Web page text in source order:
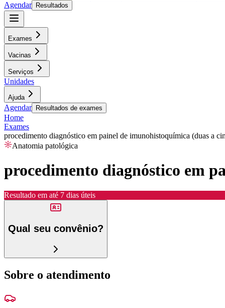
Agendar
Resultados
Exames
Vacinas
Serviços
Unidades
Ajuda
Agendar Resultados de exames
Home
Exames
procedimento diagnóstico em painel de imunohistoquímica (duas a
Anatomia patológica
procedimento diagnóstico em
Resultado em até 7 dias úteis
Qual seu convênio?
Sobre o atendimento